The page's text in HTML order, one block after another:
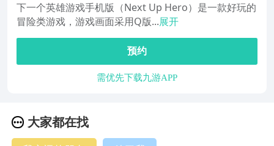
下一个英雄游戏手机版（Next Up Hero）是一款好玩的
冒险类游戏，游戏画面采用Q版...展开
预约
需优先下载九游APP
大家都在找